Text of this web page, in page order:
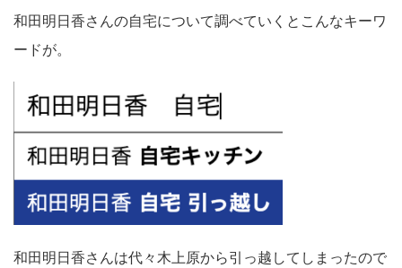
和田明日香さんの自宅について調べていくとこんなキーワ
ードが。
和田明日香さんは代々木上原から引っ越してしまったので